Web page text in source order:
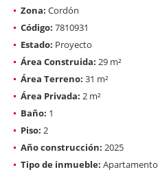
Zona: Cordón
Código: 7810931
Estado: Proyecto
Área Construida: 29 m²
Área Terreno: 31 m²
Área Privada: 2 m²
Baño: 1
Piso: 2
Año construcción: 2025
Tipo de inmueble: Apartamento